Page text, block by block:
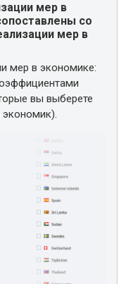
мер в
со
мер в
мер в экономике:
вы выберете